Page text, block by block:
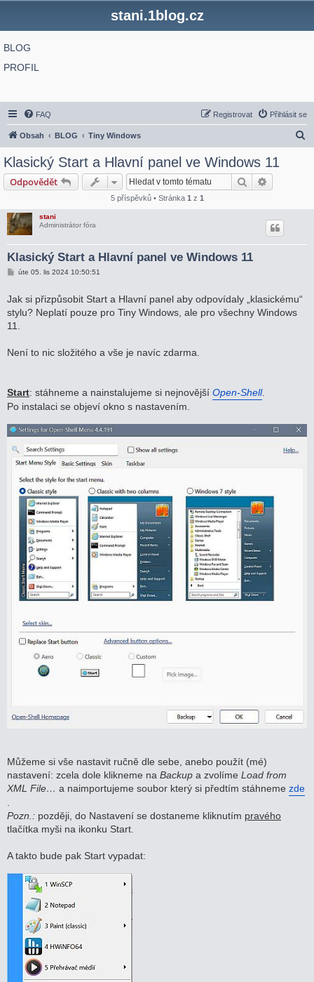
stani.1blog.cz
BLOG
PROFIL
FAQ Přihlásit se
Registrovat
Obsah BLOG Tiny Windows
Klasický Start a Hlavní panel ve Windows 11
Odpovědět Hledat
5 příspěvků • Stránka 1 z 1
stani
Administrátor fóra
Klasický Start a Hlavní panel ve Windows 11
P
s
p
ě
v
e
úte 05. lis 2024 10:50:51
Jak si přizpůsobit Start a Hlavní panel aby odpovídaly „klasickému“
stylu? Neplatí pouze pro Tiny Windows, ale pro všechny Windows
11.
Není to nic složitého a vše je navíc zdarma.
Start: stáhneme a nainstalujeme si nejnovější Open-Shell.
Po instalaci se objeví okno s nastavením.
Můžeme si vše nastavit ručně dle sebe, anebo použít (mé)
nastavení: zcela dole klikneme na Backup a zvolíme Load from
XML File… a naimportujeme soubor který si předtím stáhneme zde
.
Pozn.: později, do Nastavení se dostaneme kliknutím pravého
tlačítka myši na ikonku Start.
A takto bude pak Start vypadat: